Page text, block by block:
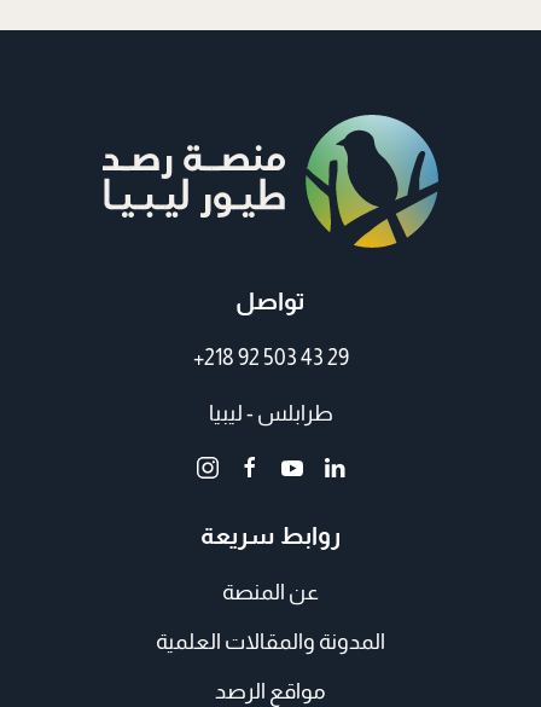
تواصل
+218 92 503 43 29
طرابلس - ليبيا
روابط سريعة
عن المنصة
المدونة والمقالات العلمية
مواقع الرصد